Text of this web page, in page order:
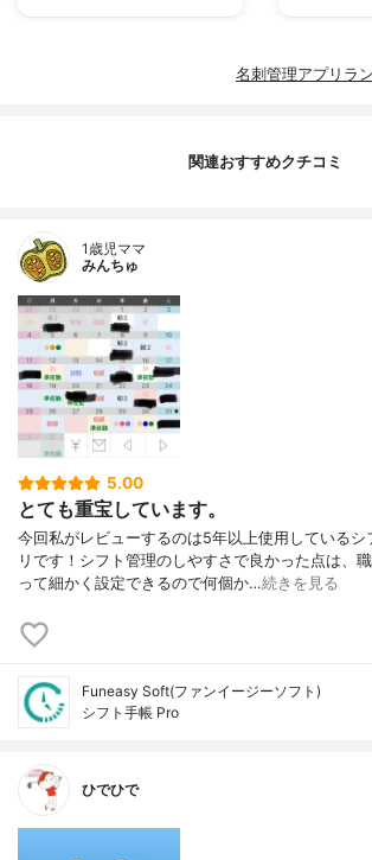
名刺管理アプリラ
関連おすすめクチコミ
1歳児ママ
みんちゅ
5.00
とても重宝しています。
今回私がレビューするのは5年以上使用している
リです！シフト管理のしやすさで良かった点は、
って細かく設定できるので何個か…続きを見る
Funeasy Soft(ファンイージーソフト)
シフト手帳 Pro
ひでひで